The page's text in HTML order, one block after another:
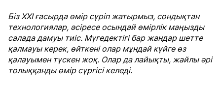
Біз ХХІ ғасырда өмір сүріп жатырмыз, сондықтан
технологиялар, әсіресе осындай өмірлік маңызды
салада дамуы тиіс. Мүгедектігі бар жандар шетте
қалмауы керек, өйткені олар мұндай күйге өз
қалауымен түскен жоқ. Олар да лайықты, жайлы әрі
толыққанды өмір сүргісі келеді.